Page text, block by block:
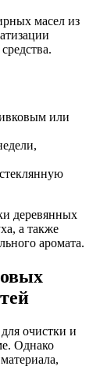
масел из
или
деревянных
а также
аромата.
очистки и
Однако